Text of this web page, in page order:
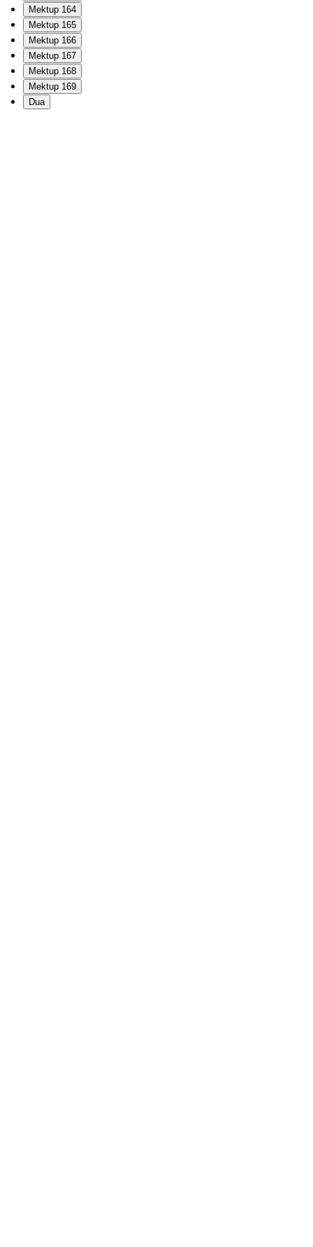
Mektup 164
Mektup 165
Mektup 166
Mektup 167
Mektup 168
Mektup 169
Dua